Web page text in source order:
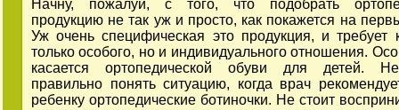
Начну, пожалуй, с того, что подобрать
продукцию не так уж и просто, как покажется на
Уж очень специфическая это продукция, и требует
только особого, но и индивидуального отношения.
касается ортопедической обуви для детей.
правильно понять ситуацию, когда врач
ребенку ортопедические ботиночки. Не стоит